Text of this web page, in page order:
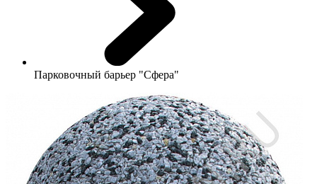
Парковочный барьер "Сфера"